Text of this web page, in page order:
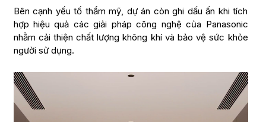
Bên cạnh yếu tố thẩm mỹ, dự án còn ghi dấu ấn khi tích
hợp hiệu quả các giải pháp công nghệ của Panasonic
nhằm cải thiện chất lượng không khí và bảo vệ sức khỏe
người sử dụng.